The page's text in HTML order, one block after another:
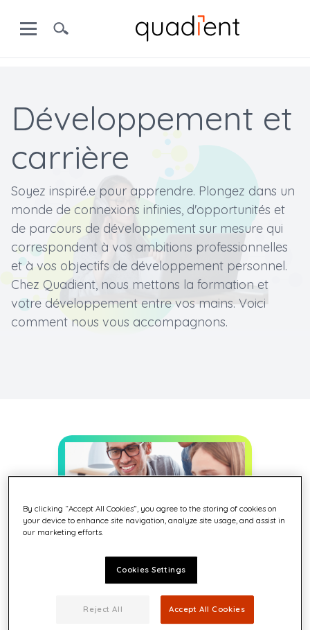
Développement et
carrière
Soyez inspiré.e pour apprendre. Plongez dans un
monde de connexions infinies, d'opportunités et
de parcours de développement sur mesure qui
correspondent à vos ambitions professionnelles
et à vos objectifs de développement personnel.
Chez Quadient, nous mettons la formation et
votre développement entre vos mains. Voici
comment nous vous accompagnons.
Une culture de la
formation continue
By clicking “Accept All Cookies”, you agree to the storing of cookies on
your device to enhance site navigation, analyze site usage, and assist in
our marketing efforts.
Cookies Settings
Reject All Accept All Cookies